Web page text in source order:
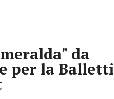
da
per la Balletti